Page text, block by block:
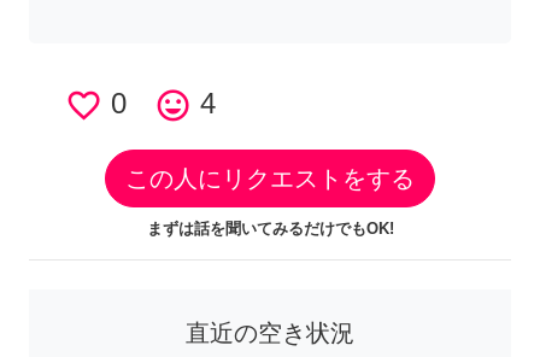
favorite_border 0 tag_faces 4
この人にリクエストをする
まずは話を聞いてみるだけでもOK!
直近の空き状況